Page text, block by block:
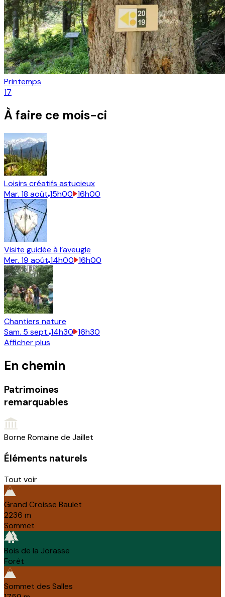
Printemps
17
À faire ce mois-ci
Loisirs créatifs astucieux
Mar. 18 août 15h00 16h00
Visite guidée à l’aveugle
Mer. 19 août 14h00 16h00
Chantiers nature
Sam. 5 sept. 14h30 16h30
Afficher plus
En chemin
Patrimoines
remarquables
Borne Romaine de Jaillet
Éléments naturels
Tout voir
Grand Croisse Baulet
2236 m
Sommet
Bois de la Jorasse
Forêt
Sommet des Salles